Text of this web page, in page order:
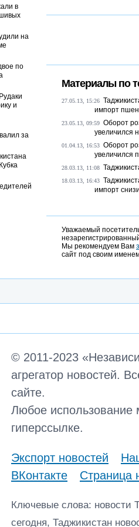
Материалы по
27.05.13, 15:26
импорт
23.05.13, 09:59 Оборот
увеличился
01.04.13, 16:53 Оборот
увеличился
28.03.13, 11:08
18.03.13, 16:43
импорт
Уважаемый
Мы рекомендуем Вам
сайт под своим
в
на
по
и
за
© 2011-2023
агрегатор новостей.
сайте.
Любое использование
гиперссылке.
Экспорт новостей
ВКонтакте
Страница
Ключевые слова: новости
сегодня, Таджикистан